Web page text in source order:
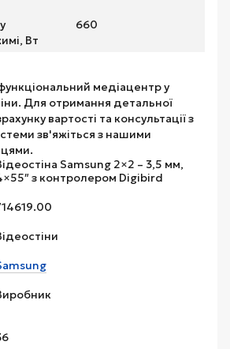
Вт
660
медіацентр у
Для отримання детальної
вартості та консультації з
зв'яжіться з нашими
Samsung 2×2 – 3,5 мм,
з контролером Digibird